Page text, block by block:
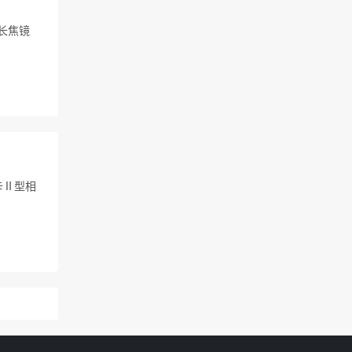
焦镜
Ⅱ型相